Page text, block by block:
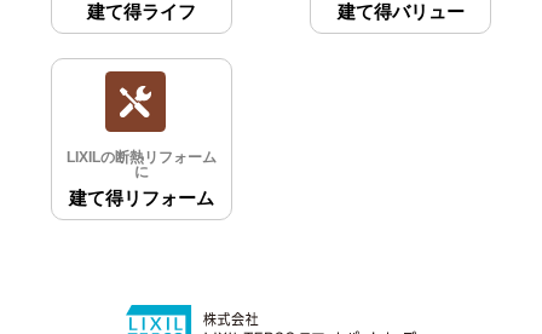
建て得ライフ 建て得バリュー
LIXILの断熱リフォーム
に
建て得リフォーム